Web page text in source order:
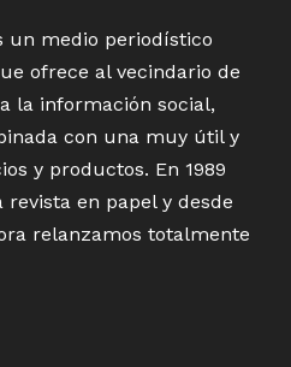
un medio periodístico
ofrece al vecindario de
la información social,
con una muy útil y
y productos. En 1989
en papel y desde
relanzamos totalmente